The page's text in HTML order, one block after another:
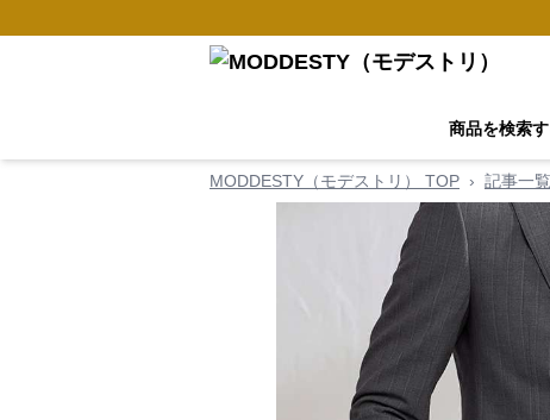
商品を検索
MODDESTY（モデストリ） TOP › 記事一覧